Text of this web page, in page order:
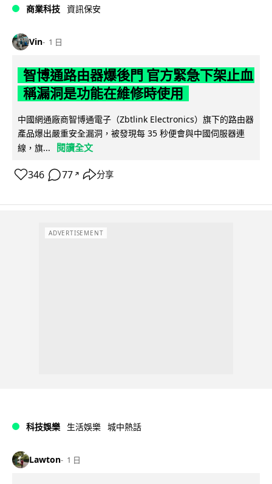
商業科技 資訊保安
Vin 1 日
智博通路由器爆後門 官方緊急下架止血
稱漏洞是功能在維修時使用
中國網通廠商智博通電子（Zbtlink Electronics）旗下的路由器
產品爆出嚴重安全漏洞，被發現每 35 秒便會與中國伺服器連
線，旗...
閱讀全文
346 77 ↗ 分享
ADVERTISEMENT
科技娛樂 生活娛樂 城中熱話
Lawton 1 日